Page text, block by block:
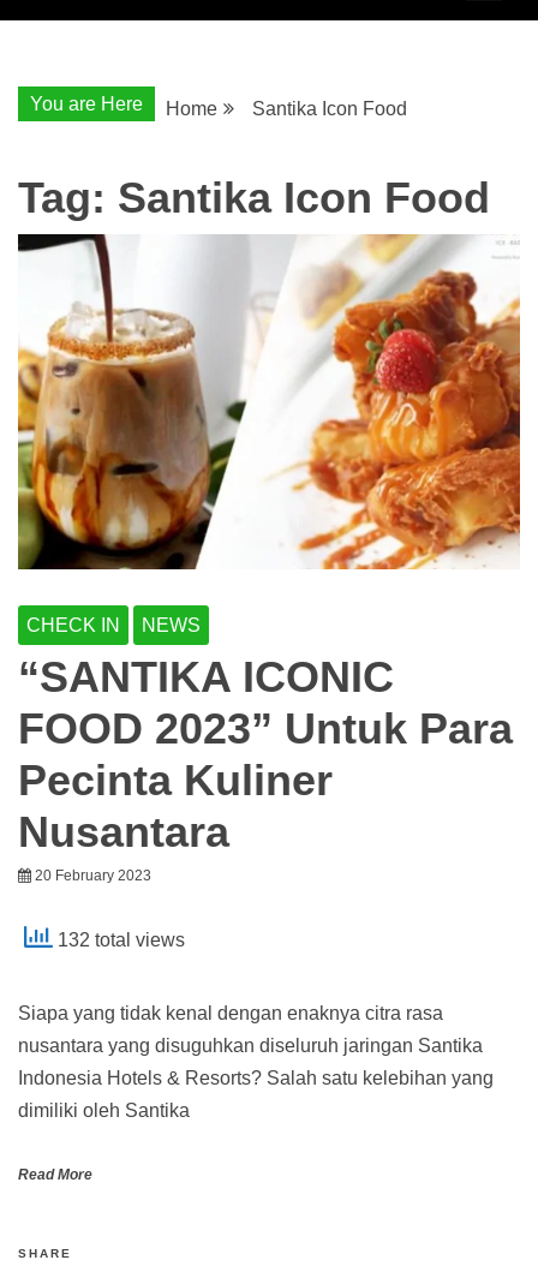
You are Here Home Santika Icon Food
Tag: Santika Icon Food
CHECK IN NEWS
“SANTIKA ICONIC
FOOD 2023” Untuk Para
Pecinta Kuliner
Nusantara
20 February 2023
132 total views
Siapa yang tidak kenal dengan enaknya citra rasa
nusantara yang disuguhkan diseluruh jaringan Santika
Indonesia Hotels & Resorts? Salah satu kelebihan yang
dimiliki oleh Santika
Read More
SHARE